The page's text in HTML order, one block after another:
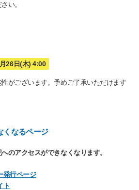
い。
26日(木) 4:00
がございます。予めご了承いただけます
くなるページ
のアクセスができなくなります。
発行ページ
ト